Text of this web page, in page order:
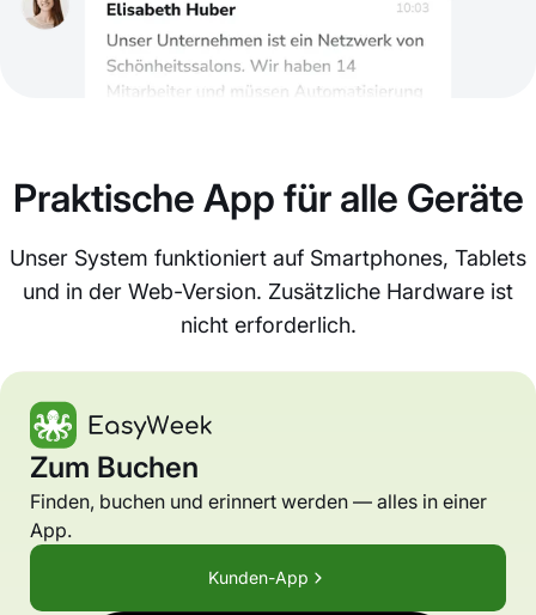
Praktische App für alle Geräte
Unser System funktioniert auf Smartphones, Tablets
und in der Web-Version. Zusätzliche Hardware ist
nicht erforderlich.
Zum Buchen
Finden, buchen und erinnert werden — alles in einer
App.
Kunden-App